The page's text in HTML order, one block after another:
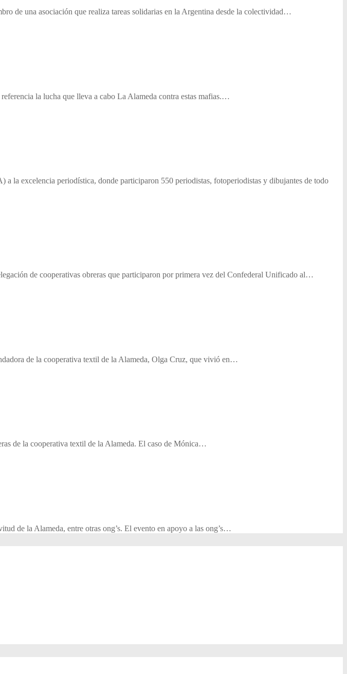
de una asociación que realiza tareas solidarias en la Argentina desde la colectividad…
la lucha que lleva a cabo La Alameda contra estas mafias.…
la excelencia periodística, donde participaron 550 periodistas, fotoperiodistas y dibujantes de todo
de cooperativas obreras que participaron por primera vez del Confederal Unificado al…
de la cooperativa textil de la Alameda, Olga Cruz, que vivió en…
de la cooperativa textil de la Alameda. El caso de Mónica…
de la Alameda, entre otras ong’s. El evento en apoyo a las ong’s…